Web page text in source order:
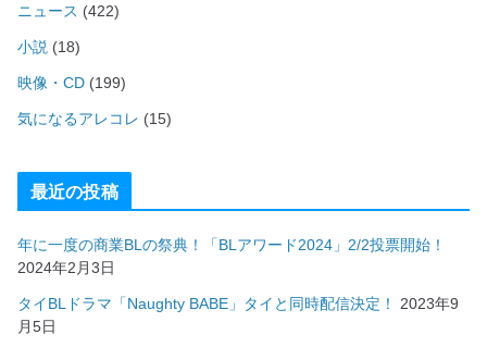
ニュース (422)
小説 (18)
映像・CD (199)
気になるアレコレ (15)
最近の投稿
年に一度の商業BLの祭典！「BLアワード2024」2/2投票開始！
2024年2月3日
タイBLドラマ「Naughty BABE」タイと同時配信決定！
2023年9
月5日